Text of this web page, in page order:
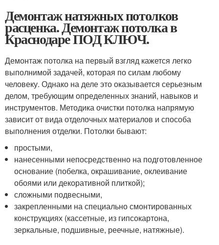
Демонтаж натяжных потолков
расценка. Демонтаж потолка в
Краснодаре ПОД КЛЮЧ.
Демонтаж потолка на первый взгляд кажется легко
выполнимой задачей, которая по силам любому
человеку. Однако на деле это оказывается серьезным
делом, требующим определенных знаний, навыков и
инструментов. Методика очистки потолка напрямую
зависит от вида отделочных материалов и способа
выполнения отделки. Потолки бывают:
простыми,
нанесенными непосредственно на подготовленное
основание (побелка, окрашивание, оклеивание
обоями или декоративной плиткой);
сложными подвесными,
закрепленными на специально смонтированных
конструкциях (кассетные, из гипсокартона,
зеркальные, подшивные, реечные, натяжные).